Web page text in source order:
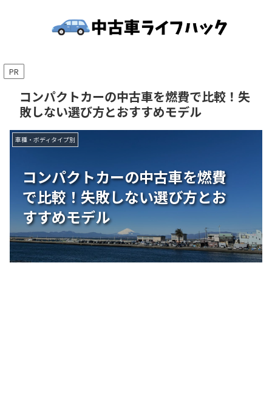
PR
コンパクトカーの中古車を燃費で比較！失
敗しない選び方とおすすめモデル
コンパクトカーの中古車を燃費
で比較！失敗しない選び方とお
すすめモデル
車種・ボディタイプ別